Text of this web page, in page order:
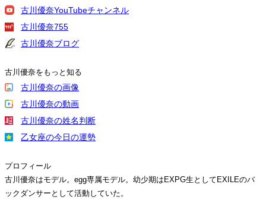
古川優奈YouTubeチャンネル
古川優奈755
古川優奈ブログ
古川優奈をもっと知る
古川優奈の画像
古川優奈の動画
古川優奈の姓名判断
乙女座の今日の運勢
プロフィール
古川優奈はモデル。egg専属モデル。幼少期はEXPG生としてEXILEのバ
ックダンサーとして活動していた。